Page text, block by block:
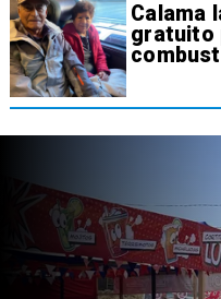
Calama
gratuito